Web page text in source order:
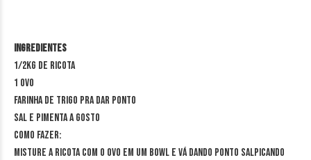
Ingredientes
1/2kg de ricota
1 ovo
Farinha de trigo pra dar ponto
Sal e pimenta a gosto
Como fazer:
Misture a ricota com o ovo em um bowl e vá dando ponto salpicando